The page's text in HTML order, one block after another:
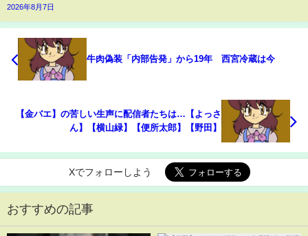
2026年8月7日
牛肉偽装「内部告発」から19年 西宮冷蔵は今
【金バエ】の苦しい生声に配信者たちは…【よっさ
ん】【横山緑】【便所太郎】【野田】
Xでフォローしよう
おすすめの記事